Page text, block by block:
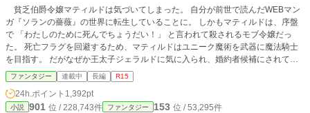
貧乏伯爵令嬢マティルドは気づいてしまった。 自分が前世で読んだWEBマン
ガ『ソランの薔薇』の世界に転生していることに。 しかもマティルドは、序盤
で 「わたしのために死んでちょうだい！」 と言われて殺されるモブ令嬢だっ
た。 死亡フラグを回避するため、マティルドはユニーク魔術を武器に魔法騎士
を目指す。 だがなぜか王太子ジェラルドに気に入られ、婚約者候補にされてし
まい―― さらに幼なじみの騎士ランドールや魔術師団長まで現れて！？ 死亡フ
ラグ持ち令嬢の運命逆転ラブファンタジー。 ※小説家になろうでも掲載してい
ます。
ファンタジー 連載中 長編 R15
24h.ポイント 1,392pt
小説 901 位 / 228,743件 ファンタジー 153 位 / 53,295件